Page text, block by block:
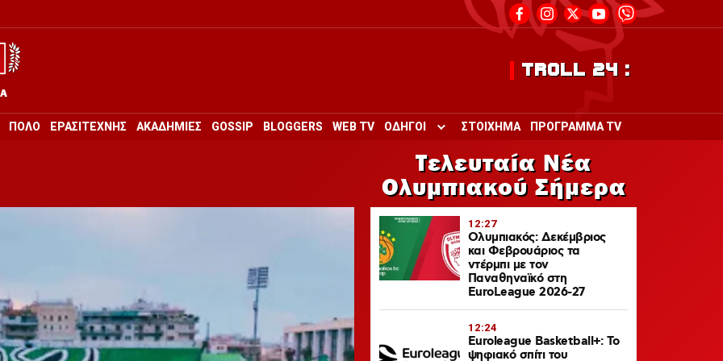
TROLL 24 :
ΠΟΛΟ ΕΡΑΣΙΤΕΧΝΗΣ ΑΚΑΔΗΜΙΕΣ GOSSIP BLOGGERS WEB TV
ΟΔΗΓΟΙ
Toggle submenu for ΟΔΗΓΟΙ
ΣΤΟΙΧΗΜΑ ΠΡΟΓΡΑΜΜΑ TV
Τελευταία Νέα
Ολυμπιακού Σήμερα
12:27
Ολυμπιακός: Δεκέμβριος
και Φεβρουάριος τα
ντέρμπι με τον
Παναθηναϊκό στη
EuroLeague 2026-27
12:24
Euroleague Basketball+: Το
ψηφιακό σπίτι του